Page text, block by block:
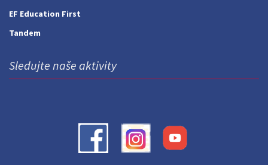
EF Education First
Tandem
Sledujte naše aktivity